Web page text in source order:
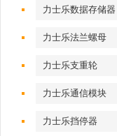
力士乐数据存储器
力士乐法兰螺母
力士乐支重轮
力士乐通信模块
力士乐挡停器